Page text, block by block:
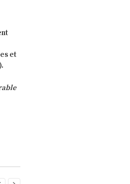
et